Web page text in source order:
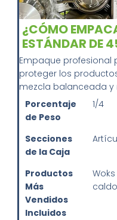
¿CÓMO
ESTÁNDAR DE
Empaque profesional
proteger los
mezcla balanceada y
Porcentaje
de Peso
1/4
Secciones
de la Caja
Productos
Más
Vendidos
Incluidos